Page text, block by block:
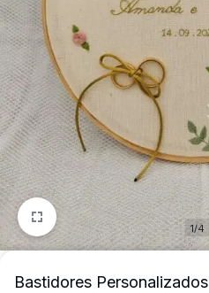
mais
precisa!
1/4
Bastidores Personalizados